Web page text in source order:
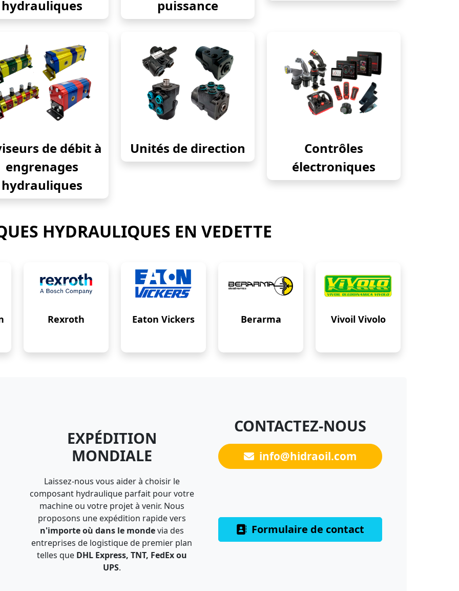
hydrauliques
puissance
de débit à
engrenages
hydrauliques
Unités de direction
Contrôles
électroniques
HYDRAULIQUES EN VEDETTE
Rexroth Eaton Vickers Berarma Vivoil Vivolo
EXPÉDITION
MONDIALE
Laissez-nous vous aider à choisir le
composant hydraulique parfait pour votre
machine ou votre projet à venir. Nous
proposons une expédition rapide vers
n'importe où dans le mondevia des
entreprises de logistique de premier plan
telles que DHL Express, TNT, FedEx ou
UPS.
CONTACTEZ-NOUS
info@hidraoil.com
Formulaire de contact